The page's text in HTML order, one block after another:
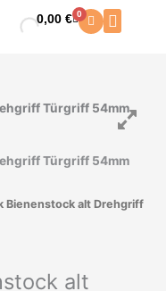
0,00€ 0
Warenkorb
Bienenstock alt Drehgriff
alt